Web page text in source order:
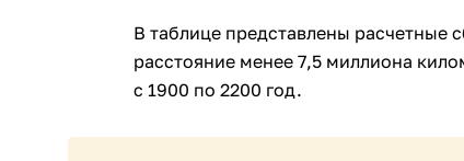
В таблице представлены расчетные
расстояние менее 7,5 миллиона
с 1900 по 2200 год.